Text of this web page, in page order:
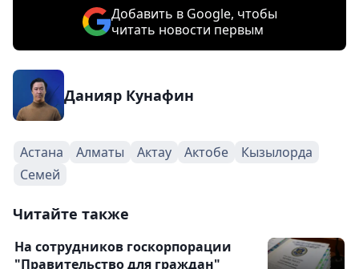
Добавить в Google, чтобы
читать новости первым
Данияр Кунафин
Астана Алматы Актау Актобе
Кызылорда
Семей
Читайте также
На сотрудников госкорпорации
"Правительство для граждан"